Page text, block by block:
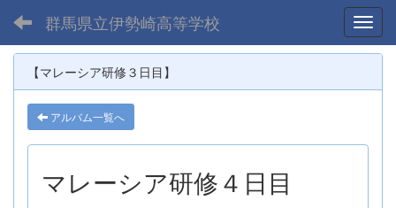
群馬県立伊勢崎高等学校
【マレーシア研修３日目】
アルバム一覧へ
マレーシア研修４日目